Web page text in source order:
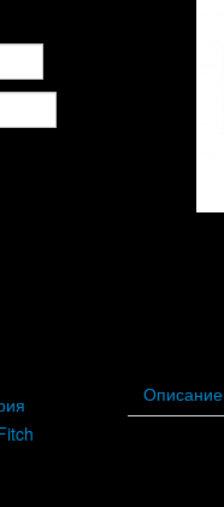
Описание